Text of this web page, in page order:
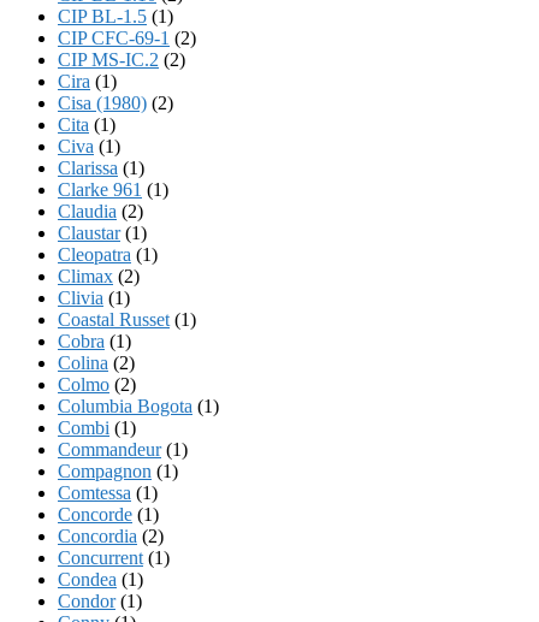
CIP BL-1.5 (1)
CIP CFC-69-1 (2)
CIP MS-IC.2 (2)
Cira (1)
Cisa (1980) (2)
Cita (1)
Civa (1)
Clarissa (1)
Clarke 961 (1)
Claudia (2)
Claustar(1)
Cleopatra (1)
Climax (2)
Clivia (1)
Coastal Russet (1)
Cobra (1)
Colina (2)
Colmo (2)
Columbia Bogota (1)
Combi (1)
Commandeur(1)
Compagnon (1)
Comtessa (1)
Concorde (1)
Concordia (2)
Concurrent (1)
Condea (1)
Condor(1)